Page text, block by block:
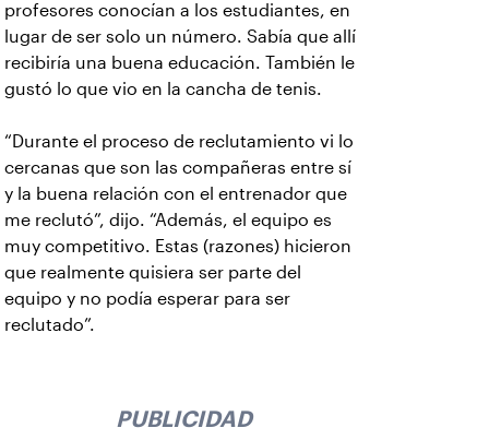
profesores conocían a los estudiantes, en
lugar de ser solo un número. Sabía que allí
recibiría una buena educación. También le
gustó lo que vio en la cancha de tenis.
“Durante el proceso de reclutamiento vi lo
cercanas que son las compañeras entre sí
y la buena relación con el entrenador que
me reclutó”, dijo. “Además, el equipo es
muy competitivo. Estas (razones) hicieron
que realmente quisiera ser parte del
equipo y no podía esperar para ser
reclutado”.
PUBLICIDAD